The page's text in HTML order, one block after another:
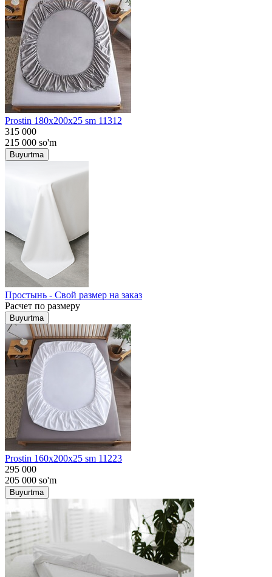
Prostin 180x200x25 sm 11312
315 000
215 000 so'm
Buyurtma
Простынь - Свой размер на заказ
Расчет по размеру
Buyurtma
Prostin 160x200x25 sm 11223
295 000
205 000 so'm
Buyurtma